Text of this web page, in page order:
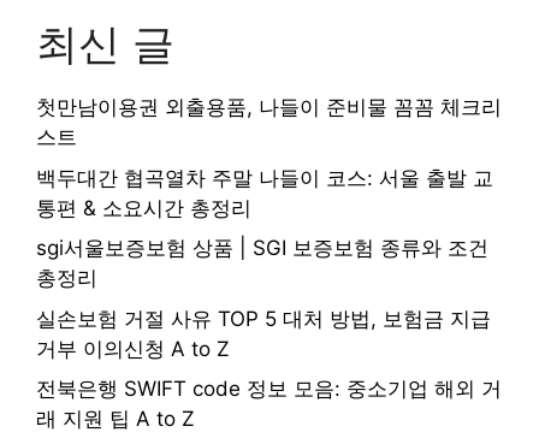
최신 글
첫만남이용권 외출용품, 나들이 준비물 꼼꼼 체크리
스트
백두대간 협곡열차 주말 나들이 코스: 서울 출발 교
통편 & 소요시간 총정리
sgi서울보증보험 상품 | SGI 보증보험 종류와 조건
총정리
실손보험 거절 사유 TOP 5 대처 방법, 보험금 지급
거부 이의신청 A to Z
전북은행 SWIFT code 정보 모음: 중소기업 해외 거
래 지원 팁 A to Z